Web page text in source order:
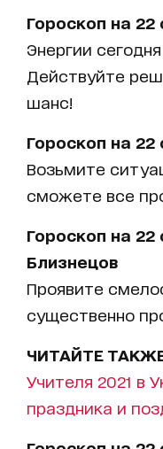
Гороскоп на 22
Энергии
Действуйте
шанс!
Гороскоп на 22
Возьмите
сможете все
Гороскоп на 22
Близнецов
Проявите
существенно
ЧИТАЙТЕ
Учителя 2021 в
праздника и